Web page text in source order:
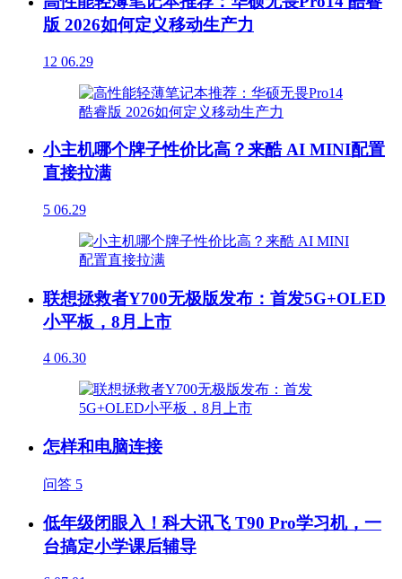
版 2026如何定义移动生产力
12 06.29
小主机哪个牌子性价比高？来酷 AI MINI配置
直接拉满
5 06.29
联想拯救者Y700无极版发布：首发5G+OLED
小平板，8月上市
4 06.30
怎样和电脑连接
问答 5
低年级闭眼入！科大讯飞 T90 Pro学习机，一
台搞定小学课后辅导